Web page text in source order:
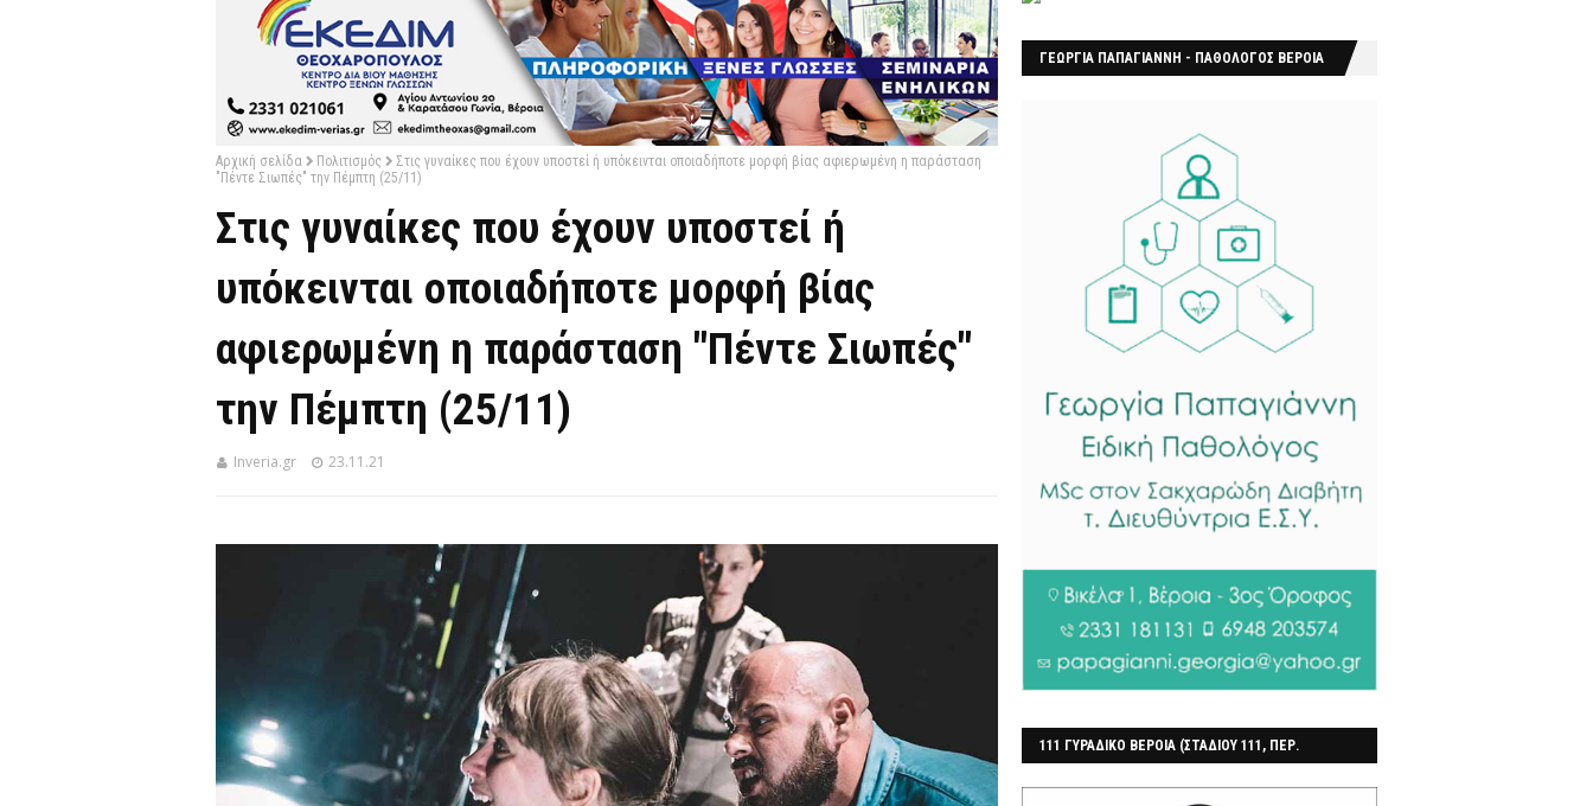
Αρχική σελίδα Πολιτισμός
Στις γυναίκες που έχουν υποστεί ή υπόκεινται οποιαδήποτε μορφή βίας αφιερωμένη η παράσταση
"Πέντε Σιωπές" την Πέμπτη (25/11)
Στις γυναίκες που έχουν υποστεί ή
υπόκεινται οποιαδήποτε μορφή βίας
αφιερωμένη η παράσταση "Πέντε Σιωπές"
την Πέμπτη (25/11)
Inveria.gr 23.11.21
ΓΕΩΡΓΙΑ ΠΑΠΑΓΙΑΝΝΗ - ΠΑΘΟΛΟΓΟΣ ΒΕΡΟΙΑ
111 ΓΥΡΑΔΙΚΟ ΒΕΡΟΙΑ (ΣΤΑΔΙΟΥ 111, ΠΕΡ.